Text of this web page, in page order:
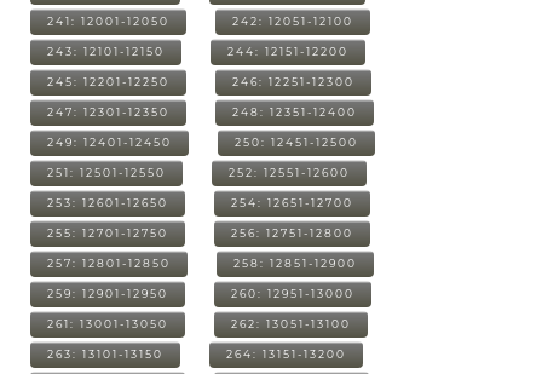
241: 12001-12050 242: 12051-12100
243: 12101-12150 244: 12151-12200
245: 12201-12250 246: 12251-12300
247: 12301-12350 248: 12351-12400
249: 12401-12450 250: 12451-12500
251: 12501-12550 252: 12551-12600
253: 12601-12650 254: 12651-12700
255: 12701-12750 256: 12751-12800
257: 12801-12850 258: 12851-12900
259: 12901-12950 260: 12951-13000
261: 13001-13050 262: 13051-13100
263: 13101-13150 264: 13151-13200